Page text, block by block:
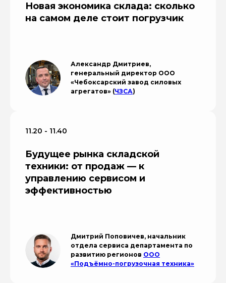
Новая экономика склада: сколько
на самом деле стоит погрузчик
Александр Дмитриев,
генеральный директор ООО
«Чебоксарский завод силовых
агрегатов» (ЧЗСА)
11.20 - 11.40
Будущее рынка складской
техники: от продаж — к
управлению сервисом и
эффективностью
Дмитрий Поповичев, начальник
отдела сервиса департамента по
развитию регионов ООО
«Подъёмно-погрузочная техника»